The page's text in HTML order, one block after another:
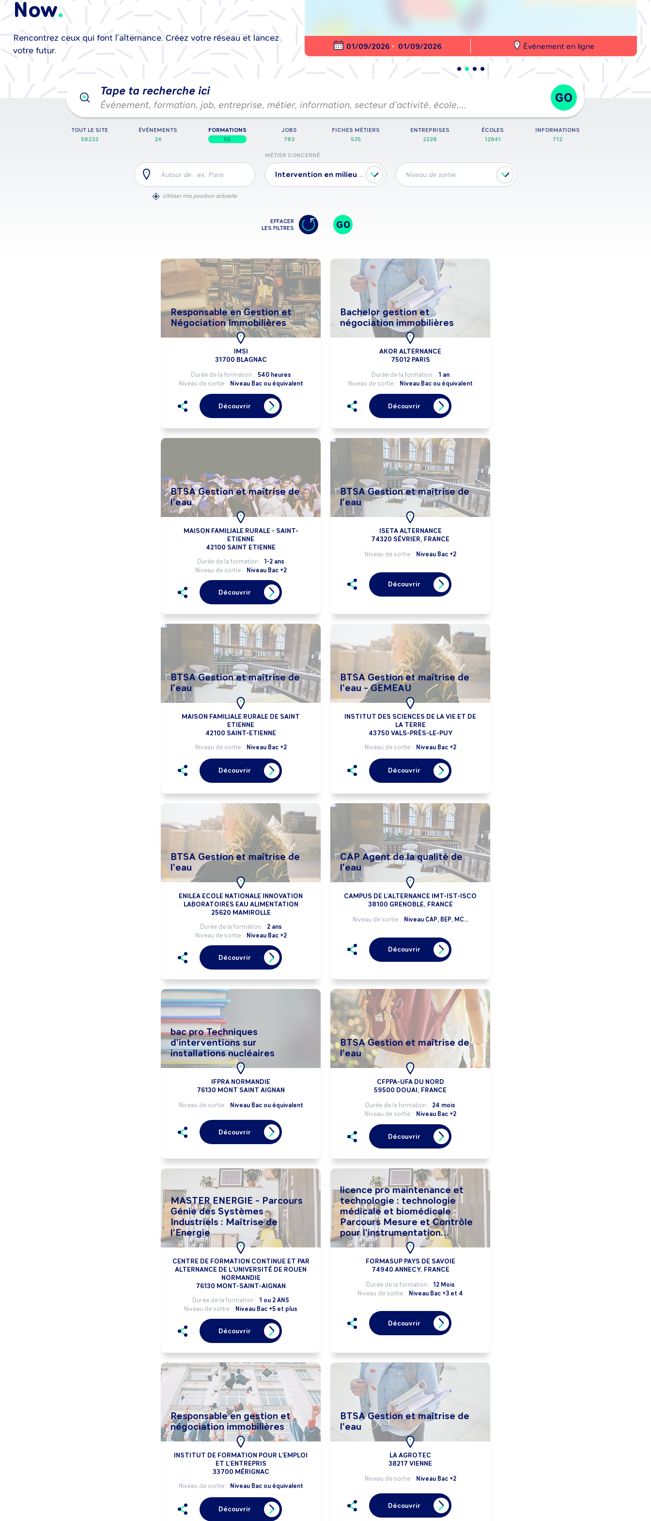
Now
Rencontrez ceux qui font l’alternance. Créez votre réseau et lancez
votre futur.
25/08/2026 01/09/2026 • 01/09/2026 Événement en ligne
Tape ta recherche ici
Événement, formation, job, entreprise, métier, information, secteur d’activité, école,… GO
TOUT LE SITE
58233
ÉVÉNEMENTS
24
FORMATIONS
55
JOBS
783
FICHES MÉTIERS
535
ENTREPRISES
2228
ÉCOLES
12841
INFORMATIONS
712
EFFACER
LES FILTRES
Autour de : ex. Paris
Utiliser ma position actuelle
MÉTIER CONCERNÉ
Intervention en milieux et produits nocifs Niveau de sortie
GO
Responsable en Gestion et
Négociation Immobilières
IMSI
31700 BLAGNAC
Durée de la formation : 540 heures
Niveau de sortie : Niveau Bac ou équivalent
Découvrir
Bachelor gestion et
négociation immobilières
AKOR ALTERNANCE
75012 PARIS
Durée de la formation : 1 an
Niveau de sortie : Niveau Bac ou équivalent
Découvrir
BTSA Gestion et maîtrise de
l'eau
MAISON FAMILIALE RURALE - SAINT-
ETIENNE
42100 SAINT ETIENNE
Durée de la formation : 1-2 ans
Niveau de sortie : Niveau Bac +2
Découvrir
BTSA Gestion et maîtrise de
l'eau
ISETA ALTERNANCE
74320 SÉVRIER, FRANCE
Niveau de sortie : Niveau Bac +2
Découvrir
BTSA Gestion et maîtrise de
l'eau
MAISON FAMILIALE RURALE DE SAINT
ETIENNE
42100 SAINT-ETIENNE
Niveau de sortie : Niveau Bac +2
Découvrir
BTSA Gestion et maîtrise de
l'eau - GEMEAU
INSTITUT DES SCIENCES DE LA VIE ET DE
LA TERRE
43750 VALS-PRÈS-LE-PUY
Niveau de sortie : Niveau Bac +2
Découvrir
BTSA Gestion et maîtrise de
l'eau
ENILEA ECOLE NATIONALE INNOVATION
LABORATOIRES EAU ALIMENTATION
25620 MAMIROLLE
Durée de la formation : 2 ans
Niveau de sortie : Niveau Bac +2
Découvrir
CAP Agent de la qualité de
l'eau
CAMPUS DE L'ALTERNANCE IMT-IST-ISCO
38100 GRENOBLE, FRANCE
Niveau de sortie : Niveau CAP, BEP, MC...
Découvrir
bac pro Techniques
d'interventions sur
installations nucléaires
IFPRA NORMANDIE
76130 MONT SAINT AIGNAN
Niveau de sortie : Niveau Bac ou équivalent
Découvrir
BTSA Gestion et maîtrise de
l'eau
CFPPA-UFA DU NORD
59500 DOUAI, FRANCE
Durée de la formation : 24 mois
Niveau de sortie : Niveau Bac +2
Découvrir
MASTER ENERGIE - Parcours
Génie des Systèmes
Industriels : Maîtrise de
l'Energie
CENTRE DE FORMATION CONTINUE ET PAR
ALTERNANCE DE L'UNIVERSITÉ DE ROUEN
NORMANDIE
76130 MONT-SAINT-AIGNAN
Durée de la formation : 1 ou 2 ANS
Niveau de sortie : Niveau Bac +5 et plus
Découvrir
licence pro maintenance et
technologie : technologie
médicale et biomédicale
Parcours Mesure et Contrôle
pour l'instrumentation
Médicale
FORMASUP PAYS DE SAVOIE
74940 ANNECY, FRANCE
Durée de la formation : 12 Mois
Niveau de sortie : Niveau Bac +3 et 4
Découvrir
Responsable en gestion et
négociation immobilières
INSTITUT DE FORMATION POUR L'EMPLOI
ET L'ENTREPRIS
33700 MÉRIGNAC
Niveau de sortie : Niveau Bac ou équivalent
Découvrir
BTSA Gestion et maîtrise de
l'eau
LA AGROTEC
38217 VIENNE
Niveau de sortie : Niveau Bac +2
Découvrir